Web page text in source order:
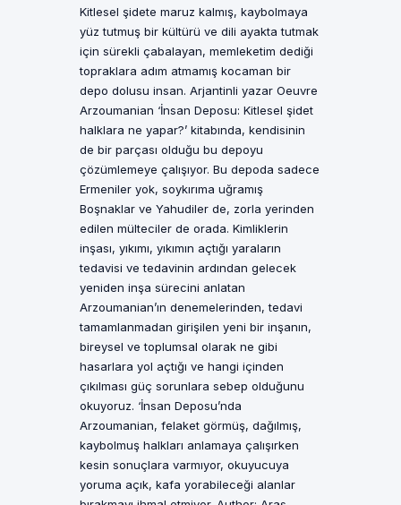
Kitlesel şidete maruz kalmış, kaybolmaya
yüz tutmuş bir kültürü ve dili ayakta tutmak
için sürekli çabalayan, memleketim dediği
topraklara adım atmamış kocaman bir
depo dolusu insan. Arjantinli yazar Oeuvre
Arzoumanian ‘İnsan Deposu: Kitlesel şidet
halklara ne yapar?’ kitabında, kendisinin
de bir parçası olduğu bu depoyu
çözümlemeye çalışıyor. Bu depoda sadece
Ermeniler yok, soykırıma uğramış
Boşnaklar ve Yahudiler de, zorla yerinden
edilen mülteciler de orada. Kimliklerin
inşası, yıkımı, yıkımın açtığı yaraların
tedavisi ve tedavinin ardından gelecek
yeniden inşa sürecini anlatan
Arzoumanian’ın denemelerinden, tedavi
tamamlanmadan girişilen yeni bir inşanın,
bireysel ve toplumsal olarak ne gibi
hasarlara yol açtığı ve hangi içinden
çıkılması güç sorunlara sebep olduğunu
okuyoruz. ‘İnsan Deposu’nda
Arzoumanian, felaket görmüş, dağılmış,
kaybolmuş halkları anlamaya çalışırken
kesin sonuçlara varmıyor, okuyucuya
yoruma açık, kafa yorabileceği alanlar